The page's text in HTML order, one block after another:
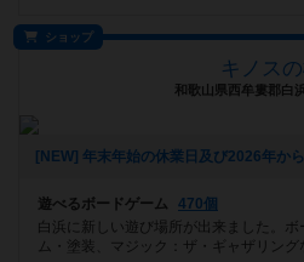
ショップ
キノスの
和歌山県西牟婁郡白
遊べるボードゲーム
470個
白浜に新しい遊び場所が出来ました。
ム・塗装、マジック：ザ・ギャザリング